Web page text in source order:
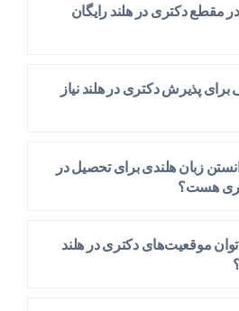
مقطع دکتری در هلند رایگان
پذیرش دکتری در هلند نیاز
دانستن زبان هلندی برای تحصیل در
هست؟
موقعیت‌های دکتری در هلند